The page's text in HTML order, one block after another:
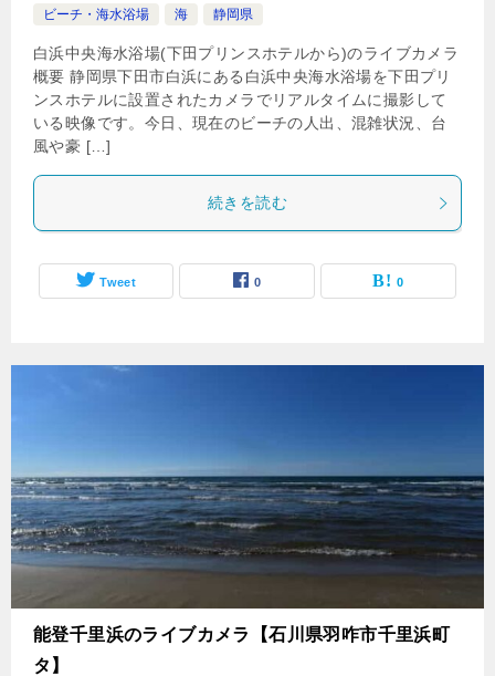
ビーチ・海水浴場 海 静岡県
白浜中央海水浴場(下田プリンスホテルから)のライブカメラ
概要 静岡県下田市白浜にある白浜中央海水浴場を下田プリ
ンスホテルに設置されたカメラでリアルタイムに撮影して
いる映像です。今日、現在のビーチの人出、混雑状況、台
風や豪 […]
続きを読む
Tweet 0 0
能登千里浜のライブカメラ【石川県羽咋市千里浜町
タ】